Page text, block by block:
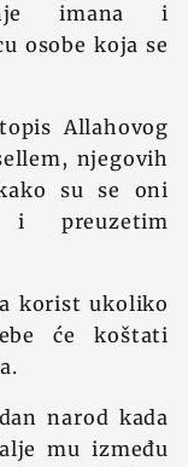
imana i
osobe koja se
Allahovog
njegovih
su se oni
i preuzetim
korist ukoliko
će koštati
narod kada
mu između